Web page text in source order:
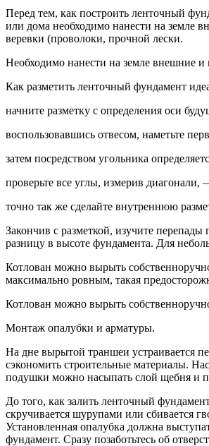
Перед тем, как построить ленточный
или дома необходимо нанести на земле
веревки (проволоки, прочной лески.
Необходимо нанести на земле внешние
Как разметить ленточный фундамент
начните разметку с определения оси
воспользовавшись отвесом, наметьте
затем посредством угольника
проверьте все углы, измерив
точно так же сделайте внутреннюю
Закончив с разметкой, изучите
разницу в высоте фундамента. Для
Котлован можно вырыть
максимально ровным, такая
Котлован можно вырыть
Монтаж опалубки и арматуры.
На дне вырытой траншеи устраивается
сэкономить строительные материалы.
подушки можно насыпать слой щебня и
До того, как залить ленточный
скручивается шурупами или сбивается
Установленная опалубка должна
фундамент. Сразу позаботьтесь об